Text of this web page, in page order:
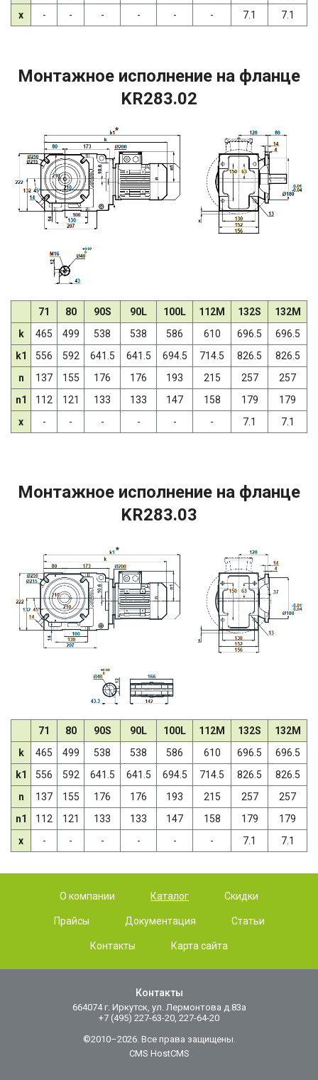
x
- - - - - - 7.1 7.1
Монтажное исполнение на фланце
KR283.02
71 80 90S 90L 100L 112M 132S
132M
k
465 499 538 538 586 610 696.5
696.5
k1
556 592 641.5 641.5 694.5 714.5 826.5
826.5
n
137 155 176 176 193 215 257
257
n1
112 121 133 133 147 158 179
179
x
- - - - - - 7.1 7.1
Монтажное исполнение на фланце
KR283.03
71 80 90S 90L 100L 112M 132S
132M
k
465 499 538 538 586 610 696.5
696.5
k1
556 592 641.5 641.5 694.5 714.5 826.5
826.5
n
137 155 176 176 193 215 257
257
n1
112 121 133 133 147 158 179
179
x
- - - - - - 7.1 7.1
О компании Каталог Скидки
Прайсы Документация Статьи
Контакты Карта сайта
Контакты
664074 г. Иркутск, ул. Лермонтова д.83а
+7 (495) 227-63-20, 227-64-20
©2010–2026. Все права защищены.
CMS HostCMS